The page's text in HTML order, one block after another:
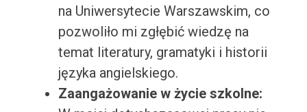
na Uniwersytecie Warszawskim, co
pozwoliło mi zgłębić wiedzę na
temat literatury, gramatyki i historii
języka angielskiego.
Zaangażowanie w życie szkolne: